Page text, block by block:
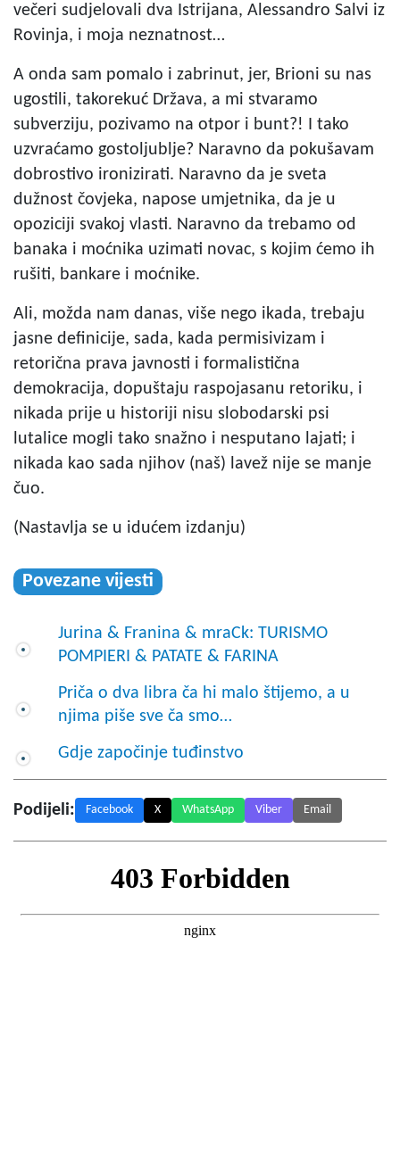
večeri sudjelovali dva Istrijana, Alessandro Salvi iz
Rovinja, i moja neznatnost…
A onda sam pomalo i zabrinut, jer, Brioni su nas
ugostili, takorekuć Država, a mi stvaramo
subverziju, pozivamo na otpor i bunt?! I tako
uzvraćamo gostoljublje? Naravno da pokušavam
dobrostivo ironizirati. Naravno da je sveta
dužnost čovjeka, napose umjetnika, da je u
opoziciji svakoj vlasti. Naravno da trebamo od
banaka i moćnika uzimati novac, s kojim ćemo ih
rušiti, bankare i moćnike.
Ali, možda nam danas, više nego ikada, trebaju
jasne definicije, sada, kada permisivizam i
retorična prava javnosti i formalistična
demokracija, dopuštaju raspojasanu retoriku, i
nikada prije u historiji nisu slobodarski psi
lutalice mogli tako snažno i nesputano lajati; i
nikada kao sada njihov (naš) lavež nije se manje
čuo.
(Nastavlja se u idućem izdanju)
Povezane vijesti
Jurina & Franina & mraCk: TURISMO
POMPIERI & PATATE & FARINA
Priča o dva libra ča hi malo štijemo, a u
njima piše sve ča smo…
Gdje započinje tuđinstvo
Podijeli: Facebook X WhatsApp Viber Email